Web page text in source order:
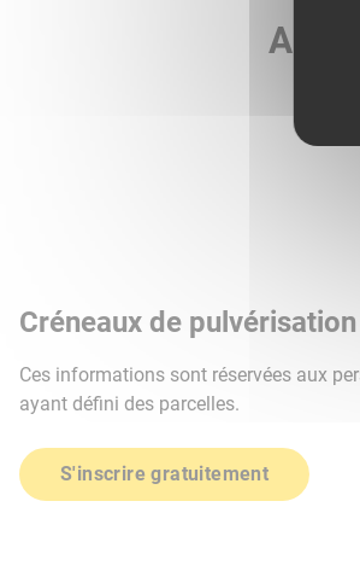
Agri
Créneaux de pulvérisation
Ces informations sont réservées aux
ayant défini des parcelles.
S'inscrire gratuitement